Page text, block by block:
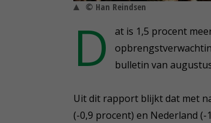
© Han Reindsen
D
at is 1,5 procent
bulletin van
Uit dit rapport blijkt dat met
(-0,9 procent) en Nederland